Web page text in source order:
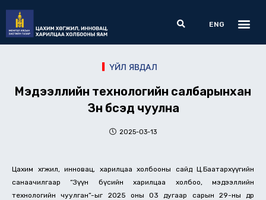
content
Search
ENG
ҮЙЛ ЯВДАЛ
Мэдээллийн технологийн салбарынхан
Зүүн бүсэд чуулна
2025-03-13
Цахим хөгжил, инновац, харилцаа холбооны сайд Ц.Баатархүүгийн
санаачилгаар “Зүүн бүсийн харилцаа холбоо, мэдээллийн
технологийн чуулган”-ыг 2025 оны 03 дугаар сарын 29-ны өдөр